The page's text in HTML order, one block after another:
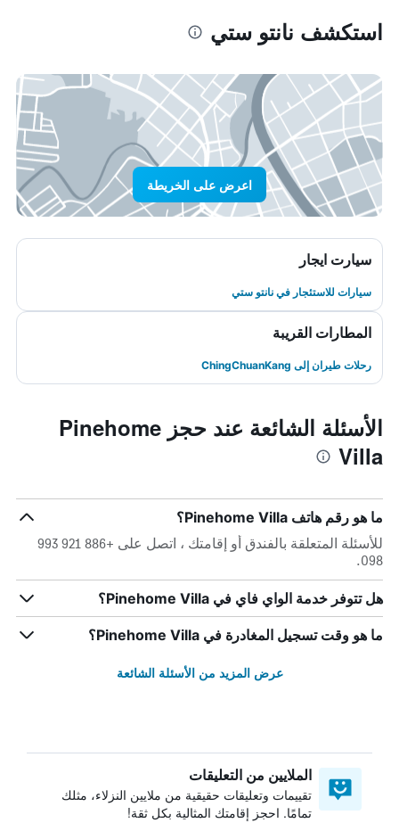
استكشف نانتو ستي
اعرض على الخريطة
سيارت ايجار
سيارات للاستئجار في نانتو ستي
المطارات القريبة
رحلات طيران إلى ChingChuanKang
الأسئلة الشائعة عند حجز Pinehome
Villa
ما هو رقم هاتف Pinehome Villa؟
للأسئلة المتعلقة بالفندق أو إقامتك ، اتصل على +886 921 993
098.
هل تتوفر خدمة الواي فاي في Pinehome Villa؟
ما هو وقت تسجيل المغادرة في Pinehome Villa؟
عرض المزيد من الأسئلة الشائعة
الملايين من التعليقات
تقييمات وتعليقات حقيقية من ملايين النزلاء، مثلك
تمامًا. احجز إقامتك المثالية بكل ثقة!